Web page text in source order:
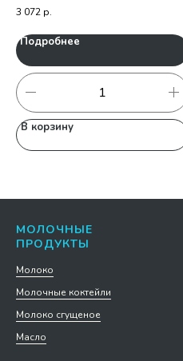
3 072 р.
Подробнее
В корзину
МОЛОЧНЫЕ
ПРОДУКТЫ
Молоко
Молочные коктейли
Молоко сгущеное
Масло